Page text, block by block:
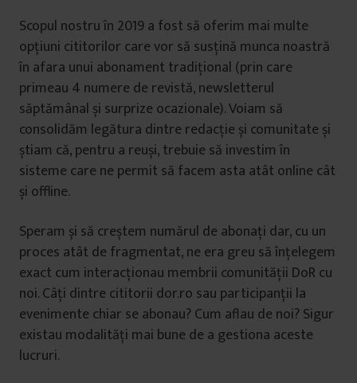
Scopul nostru în 2019 a fost să oferim mai multe
opțiuni cititorilor care vor să susțină munca noastră
în afara unui abonament tradițional (prin care
primeau 4 numere de revistă, newsletterul
săptămânal și surprize ocazionale). Voiam să
consolidăm legătura dintre redacție și comunitate și
știam că, pentru a reuși, trebuie să investim în
sisteme care ne permit să facem asta atât online cât
și offline.
Speram și să creștem numărul de abonați dar, cu un
proces atât de fragmentat, ne era greu să înțelegem
exact cum interacționau membrii comunității DoR cu
noi. Câți dintre cititorii dor.ro sau participanții la
evenimente chiar se abonau? Cum aflau de noi? Sigur
existau modalități mai bune de a gestiona aceste
lucruri.